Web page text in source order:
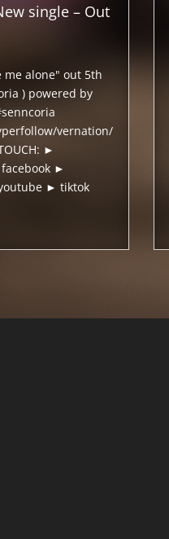
single – Out
me alone" out 5th
) powered by
vernation/
►
►
► tiktok